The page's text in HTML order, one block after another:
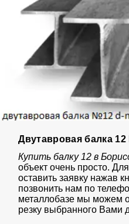
Двутавровая балка
Купить балку 12 в
объект очень просто.
оставить заявку нажав
позвонить нам по
металлобазе мы можем
резку выбранного Вами